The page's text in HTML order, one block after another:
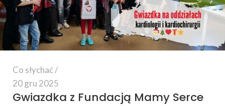
Co słychać
20 gru 2025
Gwiazdka z Fundacją Mamy Serce